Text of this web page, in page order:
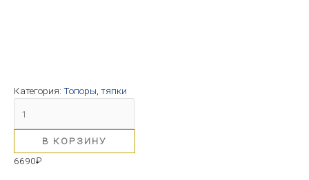
Категория: Топоры, тяпки
В КОРЗИНУ
6690₽